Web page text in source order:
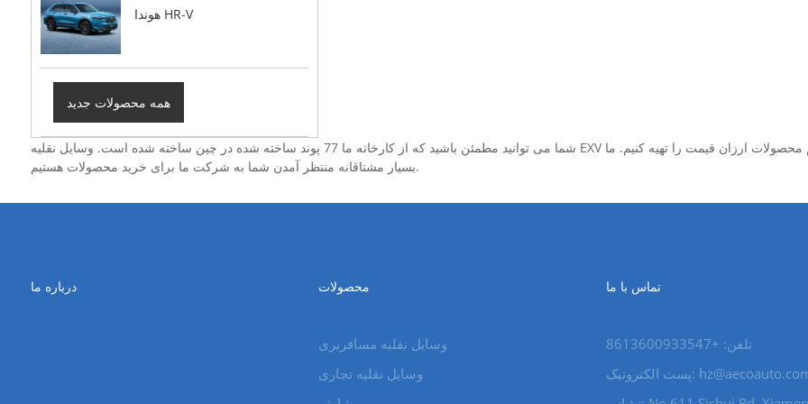
هوندا HR-V
همه محصولات جدید
شما می توانید مطمئن باشید که از کارخانه ما 77 پوند ساخته شده در چین ساخته شده است. وسایل نقلیه EXV یک تولید کننده و تأمین کننده 77 {چین حرفه ای است ، ما می توانیم محصولات ارزان قیمت را تهیه کنیم. ما
بسیار مشتاقانه منتظر آمدن شما به شرکت ما برای خرید محصولات هستیم.
درباره ما محصولات
وسایل نقلیه مسافربری
وسایل نقلیه تجاری
تماس با ما
تلفن: +8613600933547
پست الکترونیک: